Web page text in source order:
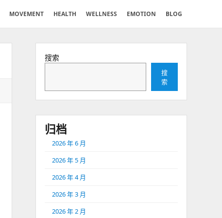
MOVEMENT HEALTH WELLNESS EMOTION BLOG
搜索
搜
索
归档
2026 年 6 月
2026 年 5 月
2026 年 4 月
2026 年 3 月
2026 年 2 月